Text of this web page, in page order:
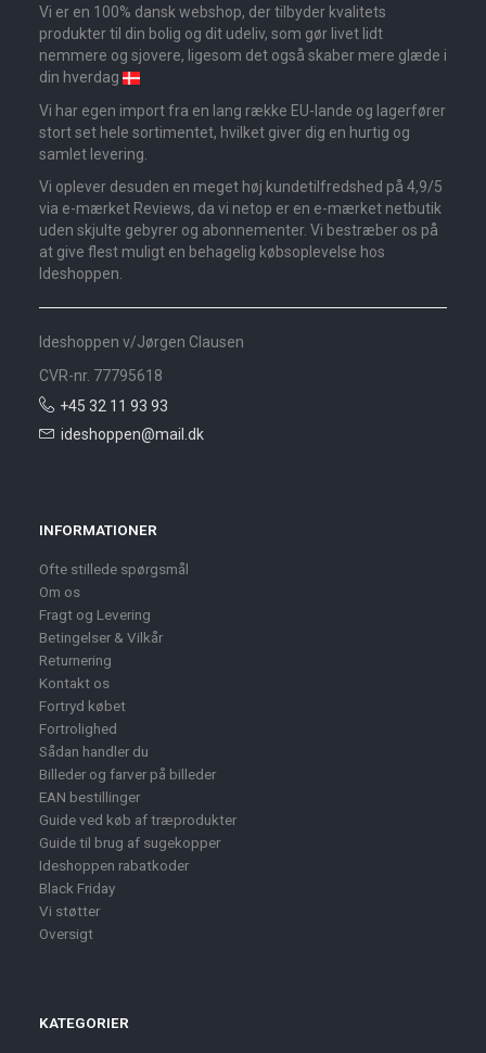
Vi er en 100% dansk webshop, der tilbyder kvalitets
produkter til din bolig og dit udeliv, som gør livet lidt
nemmere og sjovere, ligesom det også skaber mere glæde i
din hverdag
Vi har egen import fra en lang række EU-lande og lagerfører
stort set hele sortimentet, hvilket giver dig en hurtig og
samlet levering.
Vi oplever desuden en meget høj kundetilfredshed på 4,9/5
via e-mærket Reviews, da vi netop er en e-mærket netbutik
uden skjulte gebyrer og abonnementer. Vi bestræber os på
at give flest muligt en behagelig købsoplevelse hos
Ideshoppen.
Ideshoppen v/Jørgen Clausen
CVR-nr. 77795618
+45 32 11 93 93
ideshoppen@mail.dk
INFORMATIONER
Ofte stillede spørgsmål
Om os
Fragt og Levering
Betingelser & Vilkår
Returnering
Kontakt os
Fortryd købet
Fortrolighed
Sådan handler du
Billeder og farver på billeder
EAN bestillinger
Guide ved køb af træprodukter
Guide til brug af sugekopper
Ideshoppen rabatkoder
Black Friday
Vi støtter
Oversigt
KATEGORIER